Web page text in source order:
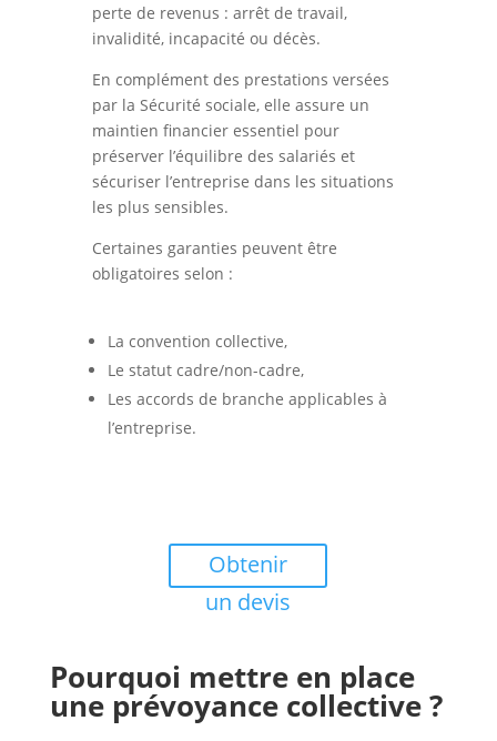
perte de revenus : arrêt de travail,
invalidité, incapacité ou décès.
En complément des prestations versées
par la Sécurité sociale, elle assure un
maintien financier essentiel pour
préserver l’équilibre des salariés et
sécuriser l’entreprise dans les situations
les plus sensibles.
Certaines garanties peuvent être
obligatoires selon :
La convention collective,
Le statut cadre/non-cadre,
Les accords de branche applicables à
l’entreprise.
Obtenir
un devis
Pourquoi mettre en place
une prévoyance collective ?